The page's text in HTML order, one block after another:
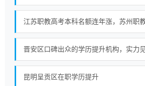
晋安区口碑出众的学历提升机构，实力
昆明呈贡区在职学历提升